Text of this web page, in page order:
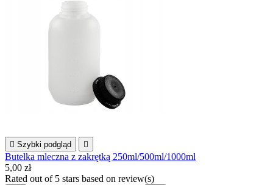
 Szybki podgląd 
Butelka mleczna z zakrętką 250ml/500ml/1000ml
5,00 zł
Rated out of 5 stars based on review(s)